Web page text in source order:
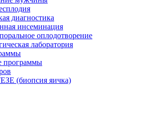
диагностика
инсеминация
оплодотворение
лаборатория
программы
(биопсия яичка)